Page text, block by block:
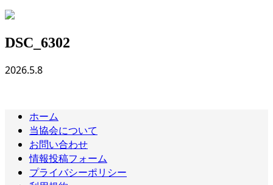
DSC_6302
2026.5.8
ホーム
当協会について
お問い合わせ
情報投稿フォーム
プライバシーポリシー